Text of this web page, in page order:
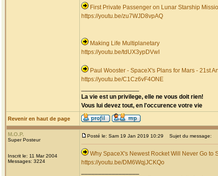
First Private Passenger on Lunar Starship
https://youtu.be/zu7WJD8vpAQ
Making Life Multiplanetary
https://youtu.be/tdUX3ypDVwI
Paul Wooster - SpaceX's Plans for Mars - 21st
https://youtu.be/C1Cz6vF4ONE
La vie est un privilege, elle ne vous doit rien!
Vous lui devez tout, en l'occurence votre vie
Revenir en haut de page
M.O.P.
Super Posteur
Inscrit le: 11 Mar 2004
Messages: 3224
Posté le: Sam 19 Jan 2019 10:29 Sujet du message:
Why SpaceX's Newest Rocket Will Never Go to
https://youtu.be/DM6WqjJCKQo